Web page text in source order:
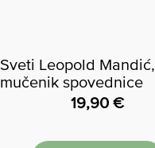
Sveti Leopold Mandić,
mučenik spovednice
19,90 €